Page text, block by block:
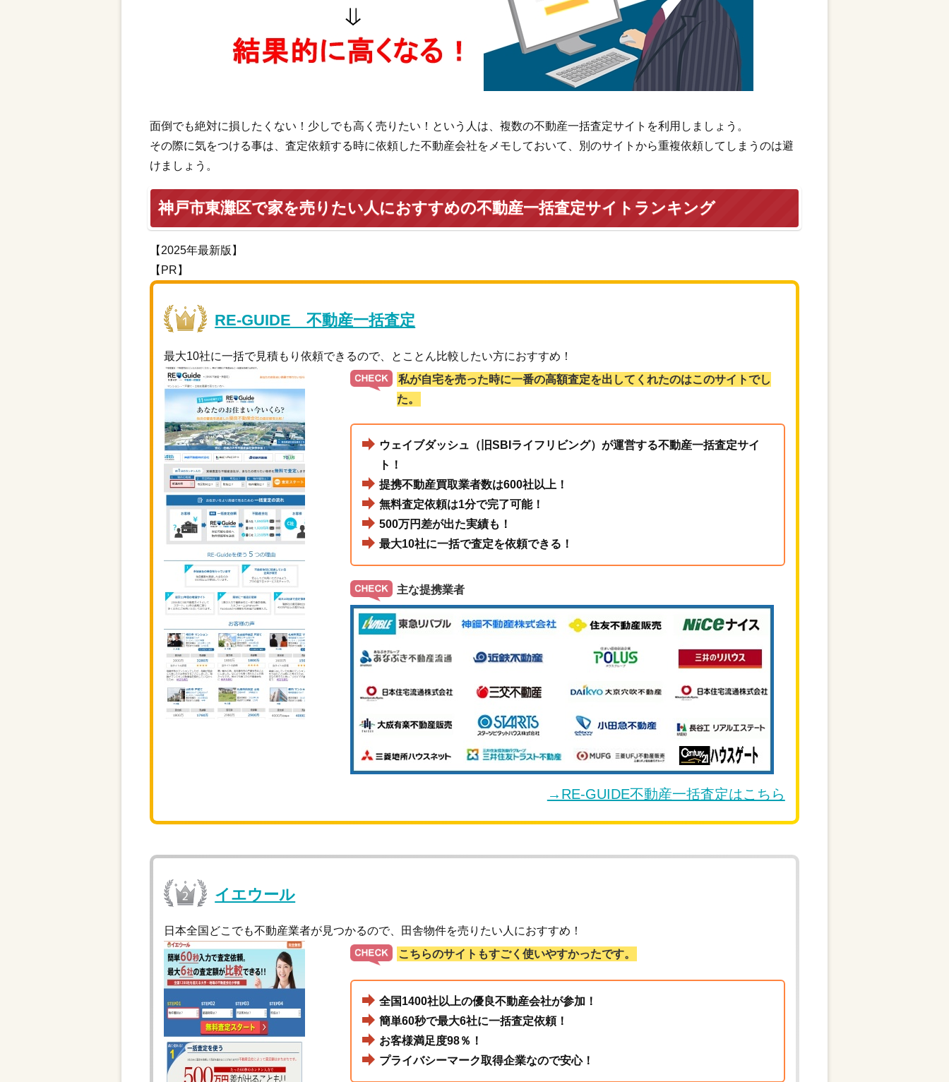
面倒でも絶対に損したくない！少しでも高く売りたい！という人は、複数の不動産一括査定サイトを利用しましょう。
その際に気をつける事は、査定依頼する時に依頼した不動産会社をメモしておいて、別のサイトから重複依頼してしまうのは避
けましょう。
神戸市東灘区で家を売りたい人におすすめの不動産一括査定サイトランキング
【2025年最新版】
【PR】
RE-GUIDE 不動産一括査定
最大10社に一括で見積もり依頼できるので、とことん比較したい方におすすめ！
私が自宅を売った時に一番の高額査定を出してくれたのはこのサイトでし
た。
ウェイブダッシュ（旧SBIライフリビング）が運営する不動産一括査定サイ
ト！
提携不動産買取業者数は600社以上！
無料査定依頼は1分で完了可能！
500万円差が出た実績も！
最大10社に一括で査定を依頼できる！
主な提携業者
→RE-GUIDE不動産一括査定はこちら
イエウール
日本全国どこでも不動産業者が見つかるので、田舎物件を売りたい人におすすめ！
こちらのサイトもすごく使いやすかったです。
全国1400社以上の優良不動産会社が参加！
簡単60秒で最大6社に一括査定依頼！
お客様満足度98％！
プライバシーマーク取得企業なので安心！